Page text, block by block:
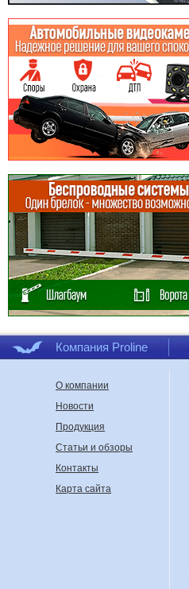
Компания Proline
О компании
Новости
Продукция
Статьи и обзоры
Контакты
Карта сайта